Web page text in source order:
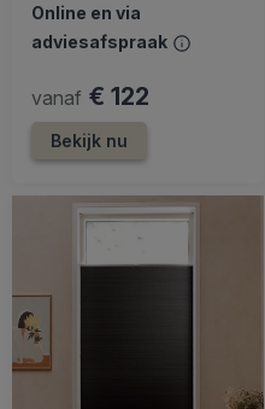
Online en via
adviesafspraak
vanaf € 122
Bekijk nu